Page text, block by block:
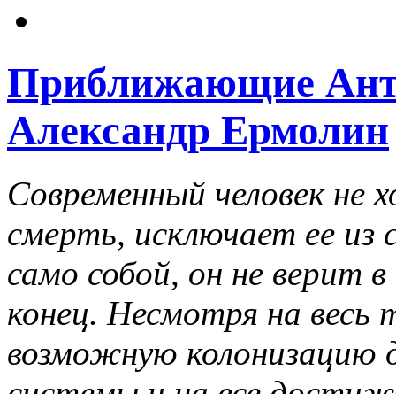
Приближающие
Александр Ермолин
Современный человек не
смерть, исключает ее из
само собой, он не верит
конец. Несмотря на весь
возможную колонизацию